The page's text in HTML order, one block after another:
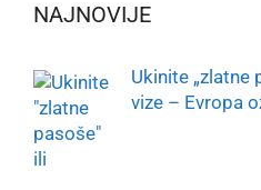
NAJNOVIJE
Ukinite „zlatne
vize – Evropa